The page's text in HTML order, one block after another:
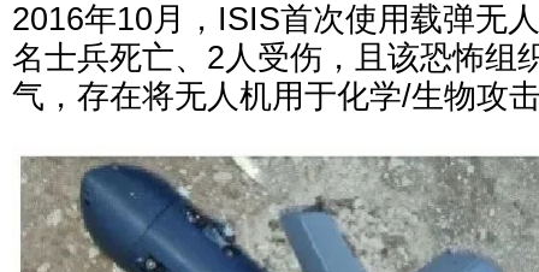
2016年10月，ISIS首次使用载弹无
名士兵死亡、2人受伤，且该恐怖组
气，存在将无人机用于化学/生物攻